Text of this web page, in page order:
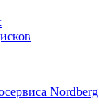
Nordberg